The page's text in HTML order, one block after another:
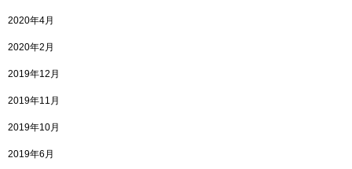
2020年4月
2020年2月
2019年12月
2019年11月
2019年10月
2019年6月